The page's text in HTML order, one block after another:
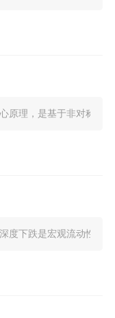
原理，是基于非对称密
度下跌是宏观流动性收